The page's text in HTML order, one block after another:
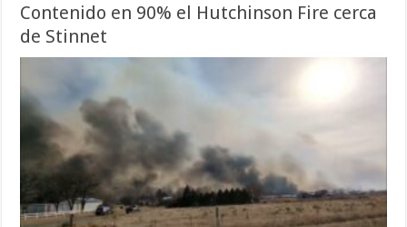
Contenido en 90% el Hutchinson Fire cerca
de Stinnet